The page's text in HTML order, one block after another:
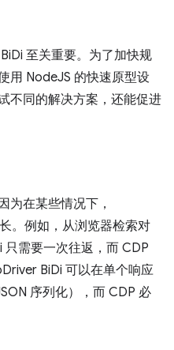
至关重要。为了加快规
用 NodeJS 的快速原型设
不同的解决方案，还能促进
为在某些情况下，
。例如，从浏览器检索对
需要一次往返，而 CDP
BiDi 可以在单个响应
序列化），而 CDP 必